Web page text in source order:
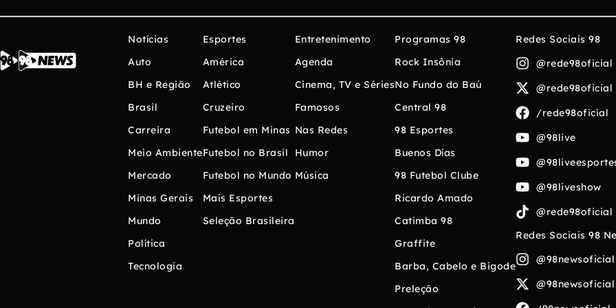
Notícias
Auto
BH e Região
Brasil
Carreira
Meio Ambiente
Mercado
Minas Gerais
Mundo
Política
Tecnologia
Esportes
América
Atlético
Cruzeiro
Futebol em Minas
Futebol no Brasil
Futebol no Mundo
Mais Esportes
Seleção Brasileira
Entretenimento
Agenda
Cinema, TV e Séries
Famosos
Nas Redes
Humor
Música
Programas 98
Rock Insônia
No Fundo do Baú
Central 98
98 Esportes
Buenos Días
98 Futebol Clube
Ricardo Amado
Catimba 98
Graffite
Barba, Cabelo e Bigode
Preleção
Redes Sociais 98
@rede98oficial
@rede98oficial
/rede98oficial
@98live
@98liveshow
@rede98oficial
Redes Sociais 98
@98newsoficial
@98newsoficial